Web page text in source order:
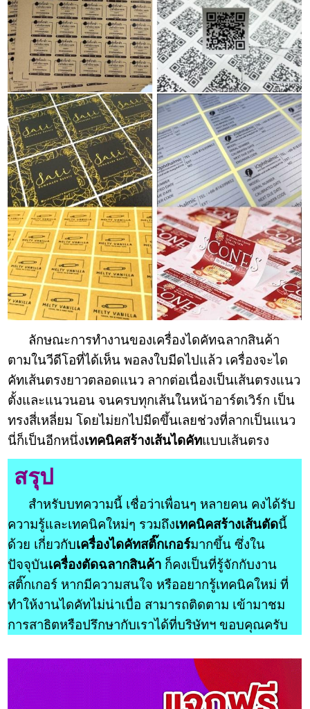
ลักษณะการทำงานของเครื่องไดคัทฉลากสินค้า
ตามในวีดีโอที่ได้เห็น พอลงใบมีดไปแล้ว เครื่องจะได
คัทเส้นตรงยาวตลอดแนว ลากต่อเนื่องเป็นเส้นตรงแนว
ตั้งและแนวนอน จนครบทุกเส้นในหน้าอาร์ตเวิร์ก เป็น
ทรงสี่เหลี่ยม โดยไม่ยกไปมีดขึ้นเลยช่วงที่ลากเป็นแนว
นี่ก็เป็นอีกหนึ่งเทคนิคสร้างเส้นไดคัทแบบเส้นตรง
สรุป
สำหรับบทความนี้ เชื่อว่าเพื่อนๆ หลายคน คงได้รับ
ความรู้และเทคนิคใหม่ๆ รวมถึงเทคนิคสร้างเส้นตัดนี้
ด้วย เกี่ยวกับเครื่องไดคัทสติ๊กเกอร์มากขึ้น ซึ่งใน
ปัจจุบันเครื่องตัดฉลากสินค้า ก็คงเป็นที่รู้จักกับงาน
สติ๊กเกอร์ หากมีความสนใจ หรืออยากรู้เทคนิคใหม่ ที่
ทำให้งานไดคัทไม่น่าเบื่อ สามารถติดตาม เข้ามาชม
การสาธิตหรือปรึกษากับเราได้ที่บริษัทฯ ขอบคุณครับ